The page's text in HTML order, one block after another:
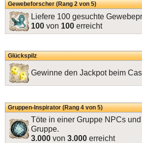
Gewebeforscher (Rang 2 von 5)
Liefere 100 gesuchte
100 von 100 erreicht
Glückspilz
Gewinne den Jackpot beim
Gruppen-Inspirator (Rang 4 von 5)
Töte in einer Gruppe NPCs
Gruppe.
3.000 von 3.000 erreicht